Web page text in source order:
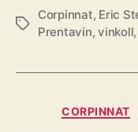
Etiketter
Corpinnat, Eric
Prentavin,vinkoll,
CORPINNAT